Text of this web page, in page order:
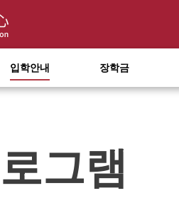
입학안내 장학금
그램